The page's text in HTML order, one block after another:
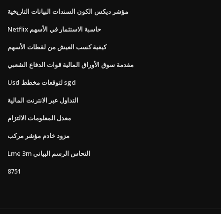
مؤشر ديكس الكون السندات البيانات التاريخية
Netflix حاسبة الاستثمار في الأسهم
كيفية كسب العيش من لقطات الأسهم
مقدمة سوق الأوراق المالية قوات الدفاع الشعبي
Usd لتوقعات مخطط sgd
التداول عبر الانترنت المالية
معدل المعلومات الالتزام
مزود خادم مؤشر مركب
Lme 3m النحاس الرسم البياني
8751